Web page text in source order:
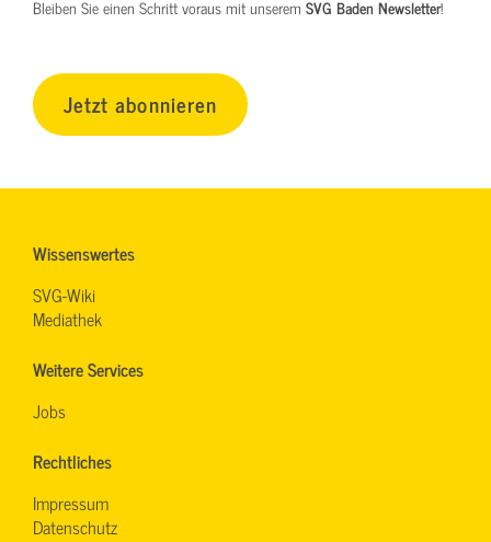
Bleiben Sie einen Schritt voraus mit unserem SVG Baden Newsletter!
Jetzt abonnieren
Wissenswertes
SVG-Wiki
Mediathek
Weitere Services
Jobs
Rechtliches
Impressum
Datenschutz